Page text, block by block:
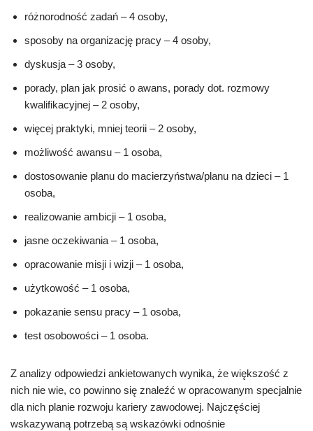
różnorodność zadań – 4 osoby,
sposoby na organizację pracy – 4 osoby,
dyskusja – 3 osoby,
porady, plan jak prosić o awans, porady dot. rozmowy
kwalifikacyjnej – 2 osoby,
więcej praktyki, mniej teorii – 2 osoby,
możliwość awansu – 1 osoba,
dostosowanie planu do macierzyństwa/planu na dzieci – 1
osoba,
realizowanie ambicji – 1 osoba,
jasne oczekiwania – 1 osoba,
opracowanie misji i wizji – 1 osoba,
użytkowość – 1 osoba,
pokazanie sensu pracy – 1 osoba,
test osobowości – 1 osoba.
Z analizy odpowiedzi ankietowanych wynika, że większość z
nich nie wie, co powinno się znaleźć w opracowanym specjalnie
dla nich planie rozwoju kariery zawodowej. Najczęściej
wskazywaną potrzebą są wskazówki odnośnie